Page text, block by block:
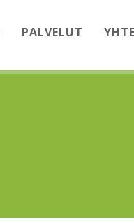
PALVELUT